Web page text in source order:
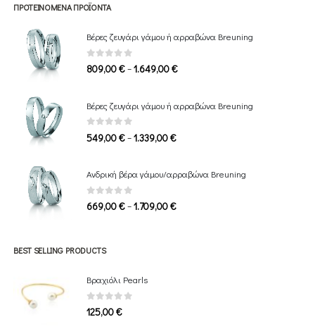
ΠΡΟΤΕΙΝΌΜΕΝΑ ΠΡΟΪΌΝΤΑ
Βέρες ζευγάρι γάμου ή αρραβώνα Breuning
0out of 5
809,00€–1.649,00€Price
through
Βέρες ζευγάρι γάμου ή αρραβώνα Breuning
0 out of 5
549,00€–1.339,00€Price
through
Ανδρική βέρα γάμου/αρραβώνα Breuning
0 out of 5
669,00€–1.709,00€Price
BEST SELLING PRODUCTS
Βραχιόλι Pearls
0out of 5
125,00€